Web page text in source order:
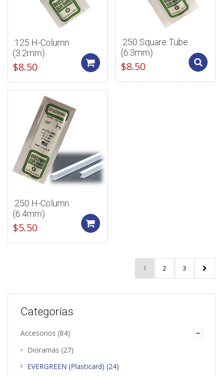
.125 H-Column
(3.2mm)
$8.50 Add to cart
.250 Square Tube
(6.3mm)
$8.50
.250 H-Column
(6.4mm)
$5.50
1 2 3
Categorías
Accesorios (84)
Dioramas (27)
EVERGREEN (Plasticard) (24)